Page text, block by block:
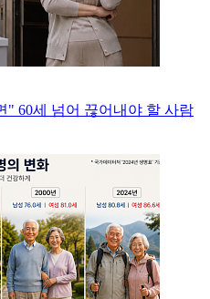
" 60세 넘어 끊어내야 할 사람